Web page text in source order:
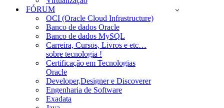
FÓRUM
OCI (Oracle Cloud Infrastructure)
Banco de dados Oracle
Banco de dados MySQL
Carreira, Cursos, Livros e etc…
sobre tecnologia !
Certificação em Tecnologias
Oracle
Developer,Designer e Discoverer
Engenharia de Software
Exadata